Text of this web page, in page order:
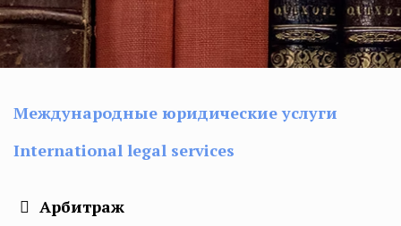
Международные юридические услуги
International legal services
Арбитраж